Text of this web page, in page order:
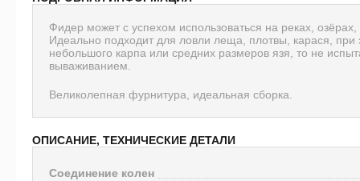
Фидер может с успехом использоваться на реках,
Идеально подходит для ловли леща, плотвы, карася,
небольшого карпа или средних размеров язя, то не
вываживанием.
Великолепная фурнитура, идеальная сборка.
ОПИСАНИЕ, ТЕХНИЧЕСКИЕ ДЕТАЛИ
Соединение колен